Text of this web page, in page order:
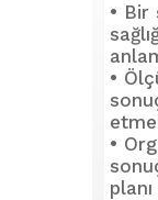
• Bir
•
•